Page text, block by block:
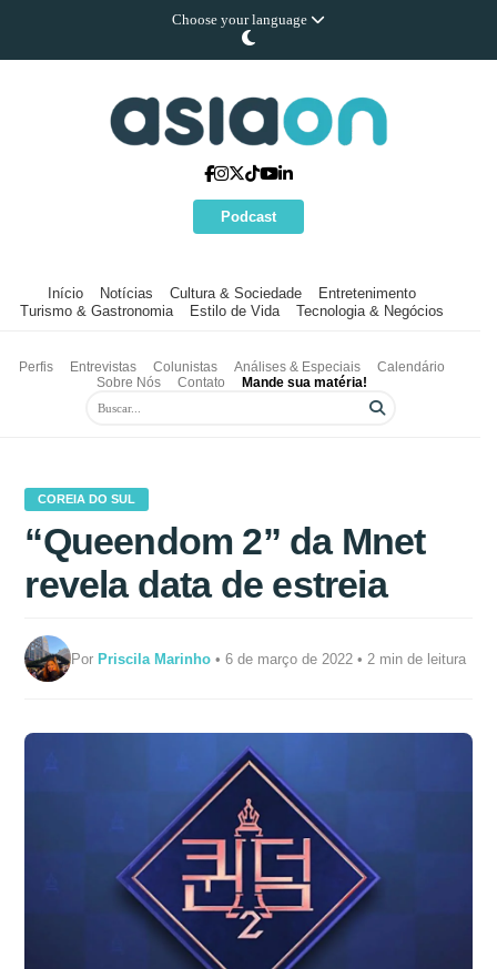
Choose your language
Podcast
Início Notícias Cultura & Sociedade
Entretenimento
Turismo & Gastronomia
Estilo de Vida Tecnologia & Negócios
Perfis Entrevistas Colunistas Análises & Especiais
Calendário
Sobre Nós
Contato Mande sua matéria!
COREIA DO SUL
“Queendom 2” da Mnet
revela data de estreia
PorPriscila Marinho • 6 de março de 2022 • 2 min de leitura